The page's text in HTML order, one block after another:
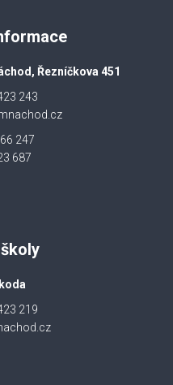
Řezníčkova 451
243
247
687
219